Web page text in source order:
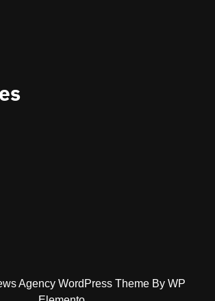
Agency WordPress Theme By WP